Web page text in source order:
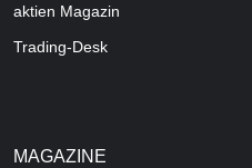
aktien Magazin
Trading-Desk
MAGAZINE